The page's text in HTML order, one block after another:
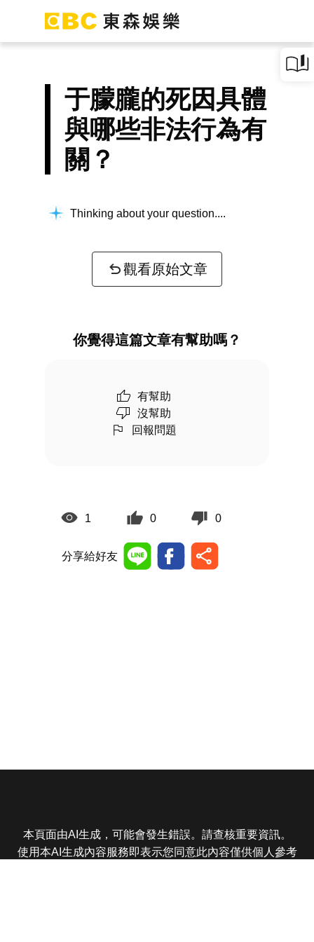
于朦朧的死因具體
與哪些非法行為有
關？
Thinking about your question...
觀看原始文章
你覺得這篇文章有幫助嗎？
有幫助
沒幫助
回報問題
1 0 0
分享給好友
本頁面由AI生成，可能會發生錯誤。請查核重要資訊。
使用本AI生成內容服務即表示您同意此內容僅供個人參考